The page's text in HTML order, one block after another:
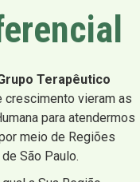
Terapêutico
crescimento vieram as
para atendermos
meio de Regiões
São Paulo.